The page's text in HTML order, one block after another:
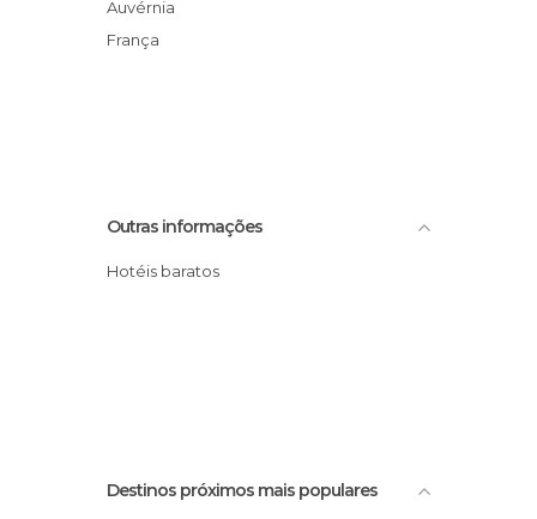
Auvérnia
França
Outras informações
Hotéis baratos
Destinos próximos mais populares